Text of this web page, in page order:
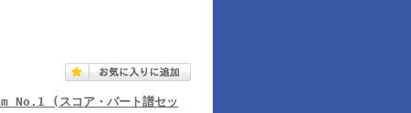
(スコア・パート譜セッ